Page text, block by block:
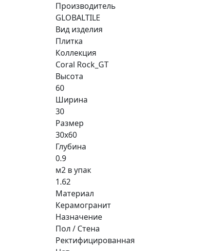
Производитель
GLOBALTILE
Вид изделия
Плитка
Коллекция
Coral Rock_GT
Высота
60
Ширина
30
Размер
30x60
Глубина
0.9
м2 в упак
1.62
Материал
Керамогранит
Назначение
Пол / Стена
Ректифицированная